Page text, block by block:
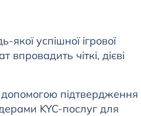
успішної ігрової
чіткі, дієві
підтвердження
KYC-послуг для